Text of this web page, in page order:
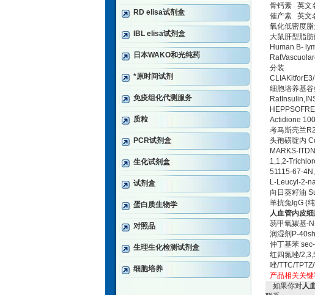
RD elisa试剂盒
IBL elisa试剂盒
日本WAKO和光纯药
*原时间试剂
免疫组化代测服务
质粒
PCR试剂盒
生化试剂盒
试剂盒
蛋白质生物学
对照品
生理生化检测试剂盒
细胞培养
骨钙素
英文
催产素
英文
氧化低密度脂
大鼠肝型脂
Human B-
分装
细胞培养基
Actidione
考马斯亮兰
头孢磺啶内
MARKS-
1,1,2-
51115-67-
L-Leucyl-2-
向日葵籽油
羊抗兔 IgG (
人血管内皮
芴甲氧羰基-
润湿剂 P-40sh
仲丁基苯
红四氮唑/
唑/TTC/
产品相关关键
如果你对人